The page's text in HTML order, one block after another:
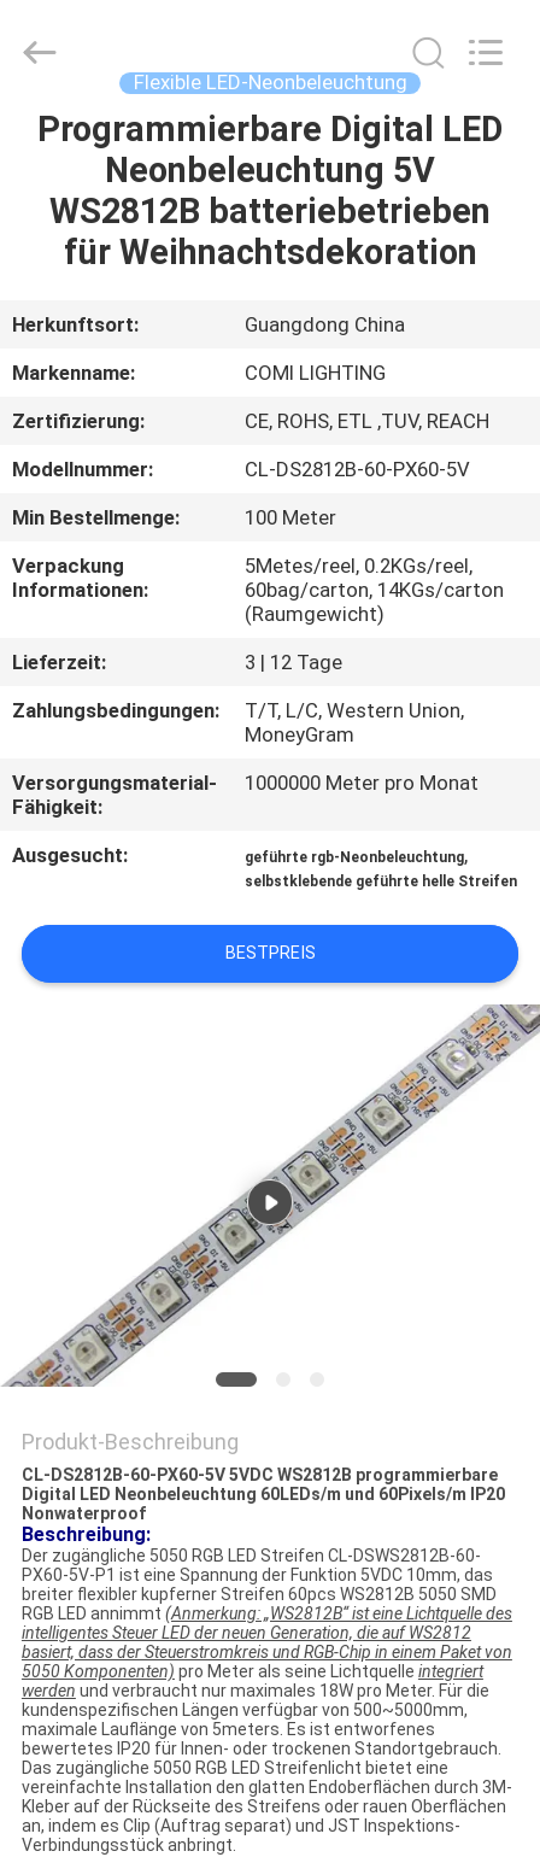
HAUS
PRODUKTE
UNS
AUSFLUG
QUALITÄTSKONTROLLE
TRETEN
MIT
UNS
VERBINDUNG
NACHRICHTEN
FÄLLE
DATENSCHUTZRICHTLINIE
LIMITED.
Flexible LED-Neonbeleuchtung
Programmierbare Digital LED
Neonbeleuchtung 5V
WS2812B batteriebetrieben
für Weihnachtsdekoration
Herkunftsort:
Guangdong China
Markenname:
COMI LIGHTING
Zertifizierung:
CE, ROHS, ETL ,TUV, REACH
Modellnummer:
CL-DS2812B-60-PX60-5V
Min Bestellmenge:
100 Meter
Verpackung
Informationen:
5Metes/reel, 0.2KGs/reel,
60bag/carton, 14KGs/carton
(Raumgewicht)
Lieferzeit:
3 | 12 Tage
Zahlungsbedingungen:
T/T, L/C, Western Union,
MoneyGram
Versorgungsmaterial-
Fähigkeit:
1000000 Meter pro Monat
Ausgesucht: geführte rgb-Neonbeleuchtung,
selbstklebende geführte helle Streifen
BESTPREIS
Produkt-Beschreibung
CL-DS2812B-60-PX60-5V 5VDC WS2812B programmierbare
Digital LED Neonbeleuchtung 60LEDs/m und 60Pixels/m IP20
Nonwaterproof
Beschreibung:
Der zugängliche 5050 RGB LED Streifen CL-DSWS2812B-60-
PX60-5V-P1 ist eine Spannung der Funktion 5VDC 10mm, das
breiter flexibler kupferner Streifen 60pcs WS2812B 5050 SMD
RGB LED annimmt (Anmerkung: „WS2812B“ ist eine Lichtquelle des
intelligentes Steuer LED der neuen Generation, die auf WS2812
basiert, dass der Steuerstromkreis und RGB-Chip in einem Paket von
5050 Komponenten) pro Meter als seine Lichtquelle integriert
werden und verbraucht nur maximales 18W pro Meter. Für die
kundenspezifischen Längen verfügbar von 500~5000mm,
maximale Lauflänge von 5meters. Es ist entworfenes
bewertetes IP20 für Innen- oder trockenen Standortgebrauch.
Das zugängliche 5050 RGB LED Streifenlicht bietet eine
vereinfachte Installation den glatten Endoberflächen durch 3M-
Kleber auf der Rückseite des Streifens oder rauen Oberflächen
an, indem es Clip (Auftrag separat) und JST Inspektions-
Verbindungsstück anbringt.